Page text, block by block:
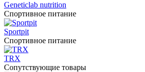
Geneticlab nutrition
Спортивное питание
Sportpit
Спортивное питание
TRX
Сопутствующие товары